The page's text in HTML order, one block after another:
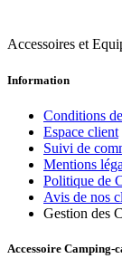
Accessoires et
Information
Conditions
Espace client
Suivi de
Mentions
Politique de
Avis de nos
Gestion des
Accessoire Camping-